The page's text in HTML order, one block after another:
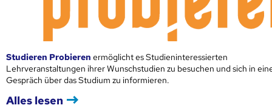
Studieren Probieren ermöglicht es Studieninteressierten
Lehrveranstaltungen ihrer Wunschstudien zu besuchen und sich in
Gespräch über das Studium zu informieren.
Alles lesen